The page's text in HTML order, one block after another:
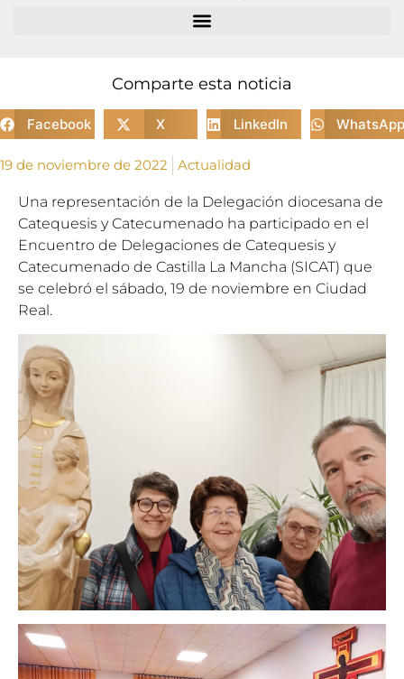
Comparte esta noticia
Facebook X LinkedIn WhatsApp
19 de noviembre de 2022 Actualidad
Una representación de la Delegación diocesana de
Catequesis y Catecumenado ha participado en el
Encuentro de Delegaciones de Catequesis y
Catecumenado de Castilla La Mancha (SICAT) que
se celebró el sábado, 19 de noviembre en Ciudad
Real.